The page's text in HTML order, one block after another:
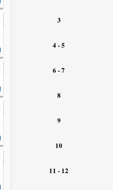
3
4 - 5
6 - 7
8
9
10
11 - 12